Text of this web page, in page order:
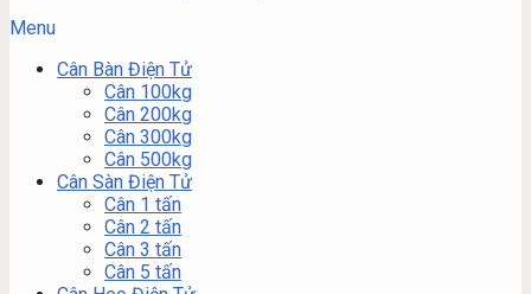
Menu
Cân Bàn Điện Tử
Cân 100kg
Cân 200kg
Cân 300kg
Cân 500kg
Cân Sàn Điện Tử
Cân 1 tấn
Cân 2 tấn
Cân 3 tấn
Cân 5 tấn